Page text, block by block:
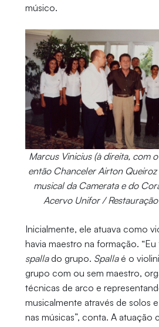
músico.
Marcus Vinicius (à direita, com
então Chanceler Airton
musical da Camerata e do
Acervo Unifor /
Inicialmente, ele atuava como
havia maestro na formação.
spallado grupo. Spallaé o
grupo com ou sem maestro,
técnicas de arco e
musicalmente através de solos
nas músicas”, conta. A atuação